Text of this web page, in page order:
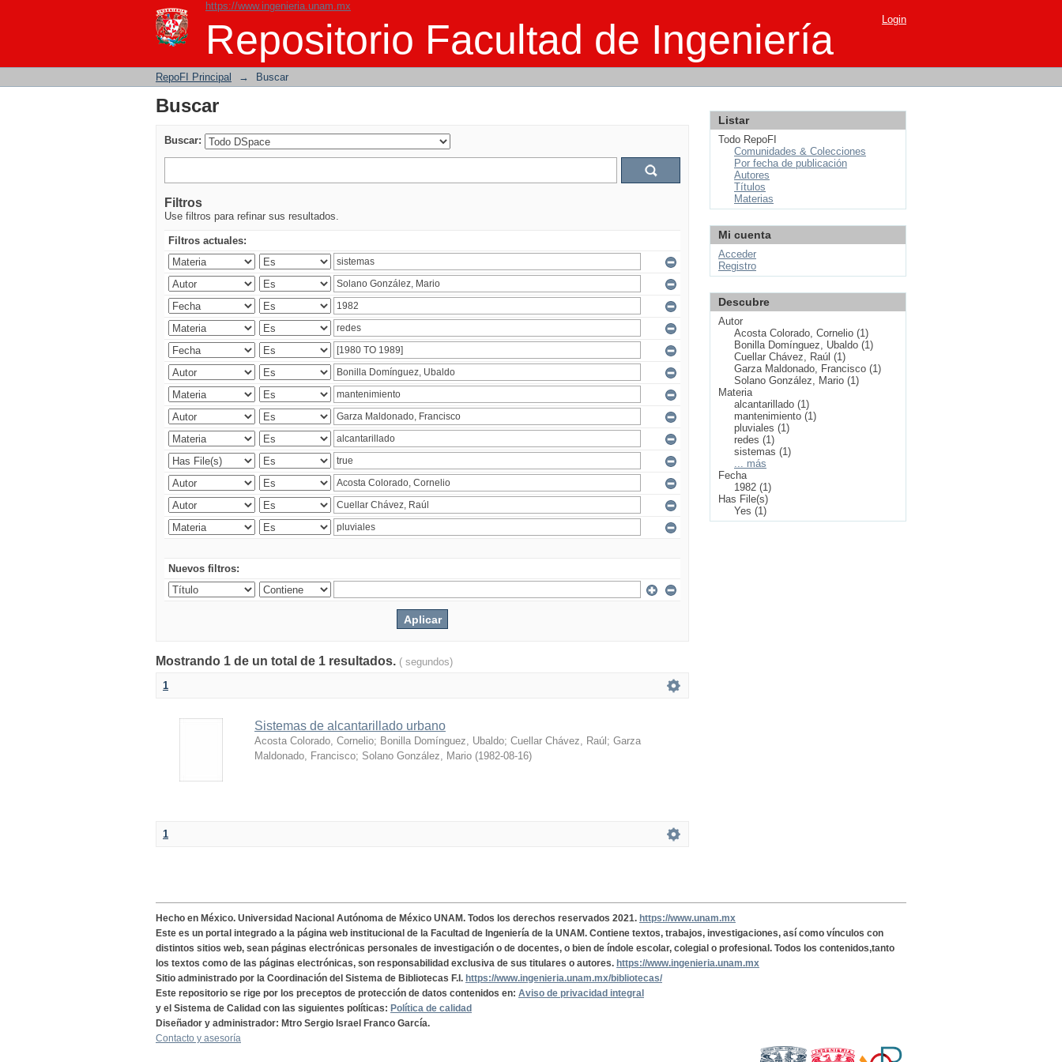
https://www.ingenieria.unam.mx
Repositorio Facultad de Ingeniería
Buscar Login
RepoFI Principal → Buscar
Buscar
Buscar:
Filtros
Use filtros para refinar sus resultados.
Filtros actuales:
Nuevos filtros:
Mostrando 1 de un total de 1 resultados. ( segundos)
1
Sistemas de alcantarillado urbano
Acosta Colorado, Cornelio; Bonilla Domínguez, Ubaldo; Cuellar Chávez, Raúl ; Garza
Maldonado, Francisco; Solano González, Mario (1982-08-16)
1
Listar
Todo RepoFI
Comunidades & Colecciones
Por fecha de publicación
Autores
Títulos
Materias
Mi cuenta
Acceder
Registro
Descubre
Autor
Acosta Colorado, Cornelio (1)
Bonilla Domínguez, Ubaldo (1)
Cuellar Chávez, Raúl (1)
Garza Maldonado, Francisco (1)
Solano González, Mario (1)
Materia
alcantarillado (1)
mantenimiento (1)
pluviales (1)
redes (1)
sistemas (1)
... más
Fecha
1982 (1)
Has File(s)
Yes (1)
Hecho en México. Universidad Nacional Autónoma de México UNAM. Todos los derechos reservados 2021. https://www.unam.mx
Este es un portal integrado a la página web institucional de la Facultad de Ingeniería de la UNAM. Contiene textos, trabajos, investigaciones, así como vínculos con
distintos sitios web, sean páginas electrónicas personales de investigación o de docentes, o bien de índole escolar, colegial o profesional. Todos los contenidos,tanto
los textos como de las páginas electrónicas, son responsabilidad exclusiva de sus titulares o autores. https://www.ingenieria.unam.mx
Sitio administrado por la Coordinación del Sistema de Bibliotecas F.I. https://www.ingenieria.unam.mx/bibliotecas/
Este repositorio se rige por los preceptos de protección de datos contenidos en: Aviso de privacidad integral
y el Sistema de Calidad con las siguientes políticas: Política de calidad
Diseñador y administrador: Mtro Sergio Israel Franco García.
Contacto y asesoría